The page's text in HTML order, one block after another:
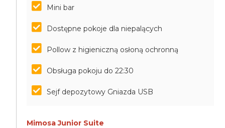
Mini bar
Dostępne pokoje dla niepalących
Pollow z higieniczną osłoną ochronną
Obsługa pokoju do 22:30
Sejf depozytowy Gniazda USB
Mimosa Junior Suite